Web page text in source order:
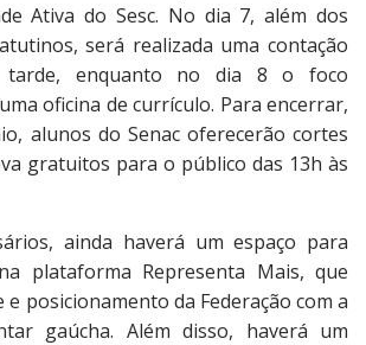
Ativa do Sesc. No dia 7, além dos
será realizada uma contação
enquanto no dia 8 o foco
oficina de currículo. Para encerrar,
alunos do Senac oferecerão cortes
gratuitos para o público das 13h às
ainda haverá um espaço para
plataforma Representa Mais, que
posicionamento da Federação com a
gaúcha. Além disso, haverá um